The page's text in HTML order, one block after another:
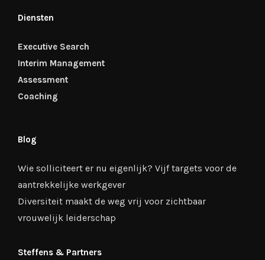
Diensten
Executive Search
Interim Management
Assessment
Coaching
Blog
Wie solliciteert er nu eigenlijk? Vijf targets voor de
aantrekkelijke werkgever
Diversiteit maakt de weg vrij voor zichtbaar
vrouwelijk leiderschap
Steffens & Partners